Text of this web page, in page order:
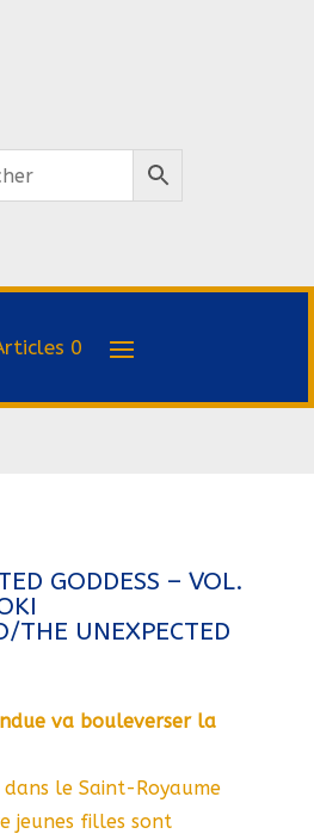
0
GODDESS – VOL.
THE UNEXPECTED
va bouleverser la
le Saint-Royaume
jeunes filles sont